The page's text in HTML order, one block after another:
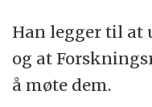
Han legger til at
og at
å møte dem.